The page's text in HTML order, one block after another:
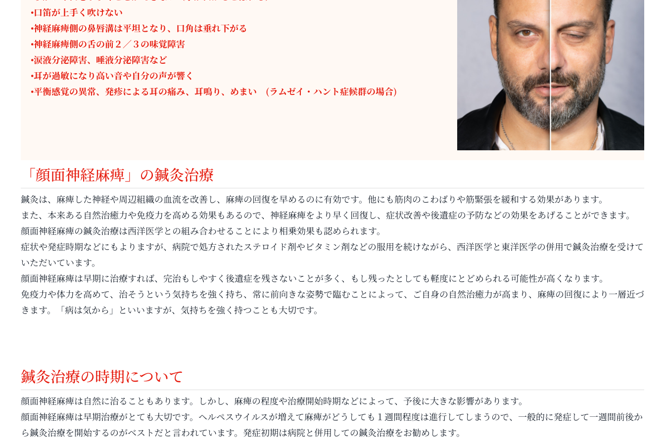
•口笛が上手く吹けない
•神経麻痺側の鼻唇溝は平坦となり、口角は垂れ下がる
•神経麻痺側の舌の前２／３の味覚障害
•涙液分泌障害、唾液分泌障害など
•耳が過敏になり高い音や自分の声が響く
•平衡感覚の異常、発疹による耳の痛み、耳鳴り、めまい (ラムゼイ・ハント症候群の場合)
「顔面神経麻痺」の鍼灸治療
鍼灸は、麻痺した神経や周辺組織の血流を改善し、麻痺の回復を早めるのに有効です。他にも筋肉のこわばりや筋緊張を緩和する効果があります。
また、本来ある自然治癒力や免疫力を高める効果もあるので、神経麻痺をより早く回復し、症状改善や後遺症の予防などの効果をあげることができます。
顔面神経麻痺の鍼灸治療は西洋医学との組み合わせることにより相乗効果も認められます。
症状や発症時期などにもよりますが、病院で処方されたステロイド剤やビタミン剤などの服用を続けながら、西洋医学と東洋医学の併用で鍼灸治療を受けて
いただいています。
顔面神経麻痺は早期に治療すれば、完治もしやすく後遺症を残さないことが多く、もし残ったとしても軽度にとどめられる可能性が高くなります。
免疫力や体力を高めて、治そうという気持ちを強く持ち、常に前向きな姿勢で臨むことによって、ご自身の自然治癒力が高まり、麻痺の回復により一層近づ
きます。「病は気から」といいますが、気持ちを強く持つことも大切です。
鍼灸治療の時期について
顔面神経麻痺は自然に治ることもあります。しかし、麻痺の程度や治療開始時期などによって、予後に大きな影響があります。
顔面神経麻痺は早期治療がとても大切です。ヘルペスウイルスが増えて麻痺がどうしても１週間程度は進行してしまうので、一般的に発症して一週間前後か
ら鍼灸治療を開始するのがベストだと言われています。発症初期は病院と併用しての鍼灸治療をお勧めします。